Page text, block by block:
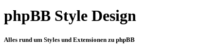
phpBB Style Design
Alles rund um Styles und Extensionen zu phpBB